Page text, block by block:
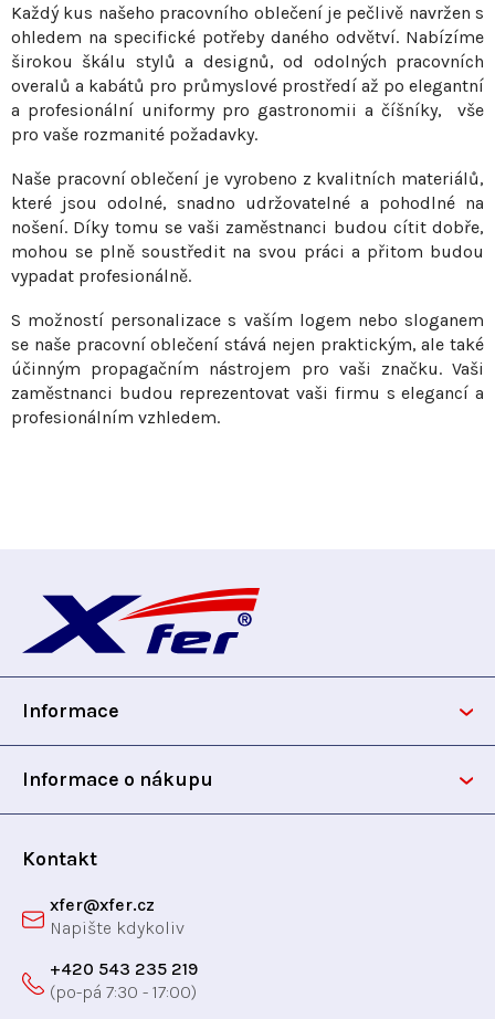
k
y
v
ý
p
i
s
u
Každý kus našeho pracovního oblečení je pečlivě navržen s
ohledem na specifické potřeby daného odvětví. Nabízíme
širokou škálu stylů a designů, od odolných pracovních
overalů a kabátů pro průmyslové prostředí až po elegantní
a profesionální uniformy pro gastronomii a číšníky, vše
pro vaše rozmanité požadavky.
Naše pracovní oblečení je vyrobeno z kvalitních materiálů,
které jsou odolné, snadno udržovatelné a pohodlné na
nošení. Díky tomu se vaši zaměstnanci budou cítit dobře,
mohou se plně soustředit na svou práci a přitom budou
vypadat profesionálně.
S možností personalizace s vaším logem nebo sloganem
se naše pracovní oblečení stává nejen praktickým, ale také
účinným propagačním nástrojem pro vaši značku. Vaši
zaměstnanci budou reprezentovat vaši firmu s elegancí a
profesionálním vzhledem.
p
Informace
Informace o nákupu
Kontakt
xfer@xfer.cz
+420 543 235 219